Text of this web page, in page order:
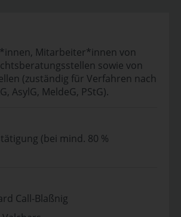
Mitarbeiter*innen von
sowie von
(zuständig für Verfahren nach
AsylG, MeldeG, PStG).
(bei mind. 80 %
Call-Blaßnig